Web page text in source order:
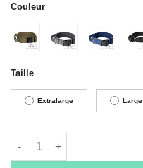
Couleur
Taille
Extralarge Large
Alternative: